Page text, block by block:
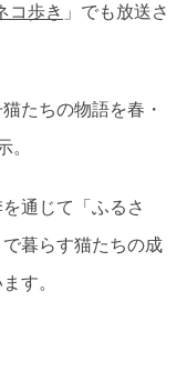
コ歩き 」でも放送さ
たちの物語を春・
。
通じて「ふるさ
暮らす猫たちの成
す。